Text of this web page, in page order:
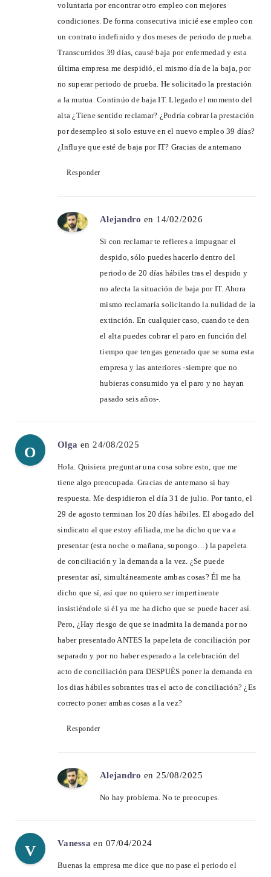
voluntaria por encontrar otro empleo con mejores
condiciones. De forma consecutiva inicié ese empleo con
un contrato indefinido y dos meses de periodo de prueba.
Transcurridos 39 días, causé baja por enfermedad y esta
última empresa me despidió, el mismo día de la baja, por
no superar periodo de prueba. He solicitado la prestación
a la mutua. Continúo de baja IT. Llegado el momento del
alta ¿Tiene sentido reclamar? ¿Podría cobrar la prestación
por desempleo si solo estuve en el nuevo empleo 39 días?
¿Influye que esté de baja por IT? Gracias de antemano
Responder
Alejandro en 14/02/2026
Si con reclamar te refieres a impugnar el
despido, sólo puedes hacerlo dentro del
periodo de 20 días hábiles tras el despido y
no afecta la situación de baja por IT. Ahora
mismo reclamaría solicitando la nulidad de la
extinción. En cualquier caso, cuando te den
el alta puedes cobrar el paro en función del
tiempo que tengas generado que se suma esta
empresa y las anteriores -siempre que no
hubieras consumido ya el paro y no hayan
pasado seis años-.
O Olga en 24/08/2025
Hola. Quisiera preguntar una cosa sobre esto, que me
tiene algo preocupada. Gracias de antemano si hay
respuesta. Me despidieron el día 31 de julio. Por tanto, el
29 de agosto terminan los 20 días hábiles. El abogado del
sindicato al que estoy afiliada, me ha dicho que va a
presentar (esta noche o mañana, supongo…) la papeleta
de conciliación y la demanda a la vez. ¿Se puede
presentar así, simultáneamente ambas cosas? Él me ha
dicho que sí, así que no quiero ser impertinente
insistiéndole si él ya me ha dicho que se puede hacer así.
Pero, ¿Hay riesgo de que se inadmita la demanda por no
haber presentado ANTES la papeleta de conciliación por
separado y por no haber esperado a la celebración del
acto de conciliación para DESPUÉS poner la demanda en
los dias hábiles sobrantes tras el acto de conciliación? ¿Es
correcto poner ambas cosas a la vez?
Responder
Alejandro en 25/08/2025
No hay problema. No te preocupes.
V Vanessa en 07/04/2024
Buenas la empresa me dice que no pase el periodo el